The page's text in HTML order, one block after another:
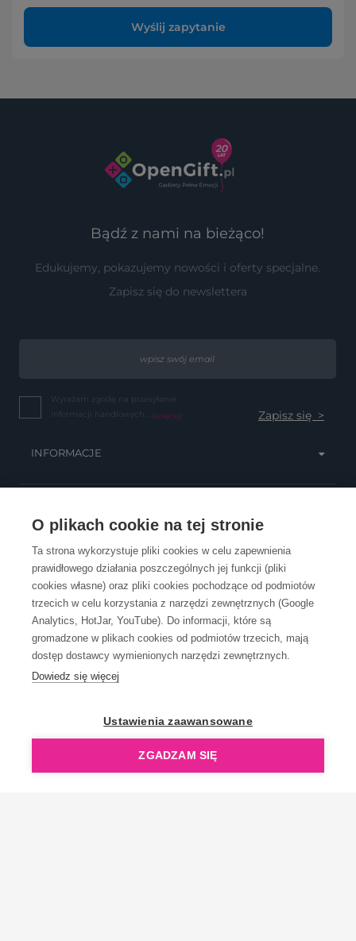
O plikach cookie na tej stronie
Ta strona wykorzystuje pliki cookies w celu zapewnienia
prawidłowego działania poszczególnych jej funkcji (pliki
cookies własne) oraz pliki cookies pochodzące od podmiotów
trzecich w celu korzystania z narzędzi zewnętrznych (Google
Analytics, HotJar, YouTube). Do informacji, które są
gromadzone w plikach cookies od podmiotów trzecich, mają
dostęp dostawcy wymienionych narzędzi zewnętrznych.
Dowiedz się więcej
Ustawienia zaawansowane
ZGADZAM SIĘ
Wyślij zapytanie
Bądź z nami na bieżąco!
Edukujemy, pokazujemy nowości i oferty specjalne.
Zapisz się do newslettera
Wyrażam zgodę na przesyłanie
informacji handlowych... (więcej)
INFORMACJE
OBSŁUGA KLIENTA
KONTAKT
OpenGift jest częścią ReflectGroup.